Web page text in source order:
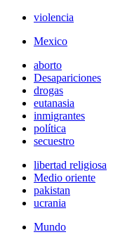
violencia
Mexico
aborto
Desapariciones
drogas
eutanasia
inmigrantes
política
secuestro
libertad religiosa
Medio oriente
pakistan
ucrania
Mundo